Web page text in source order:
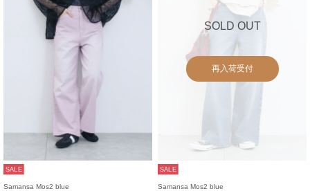
SALE
Samansa Mos2 blue
SOLD OUT
再入荷受付
SALE
Samansa Mos2 blue